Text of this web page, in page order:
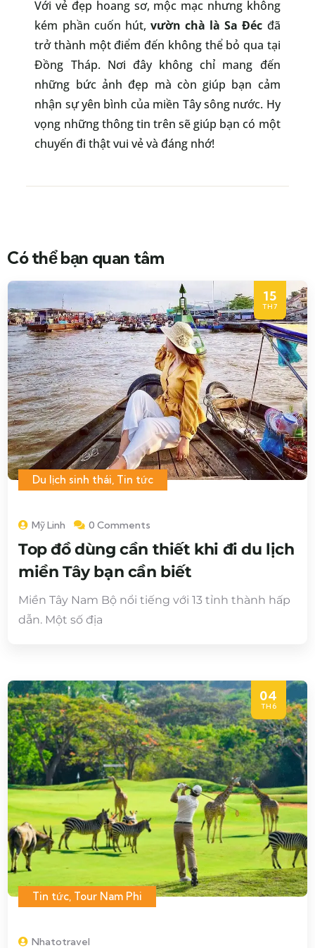
Với vẻ đẹp hoang sơ, mộc mạc nhưng không
kém phần cuốn hút, vườn chà là Sa Đéc đã
trở thành một điểm đến không thể bỏ qua tại
Đồng Tháp. Nơi đây không chỉ mang đến
những bức ảnh đẹp mà còn giúp bạn cảm
nhận sự yên bình của miền Tây sông nước. Hy
vọng những thông tin trên sẽ giúp bạn có một
chuyến đi thật vui vẻ và đáng nhớ!
Có thể bạn quan tâm
15
TH7
Du lịch sinh thái, Tin tức
Mỹ Linh 0 Comments
Top đồ dùng cần thiết khi đi du lịch
miền Tây bạn cần biết
Miền Tây Nam Bộ nổi tiếng với 13 tỉnh thành hấp
dẫn. Một số địa
04
TH6
Tin tức, Tour Nam Phi
Nhatotravel